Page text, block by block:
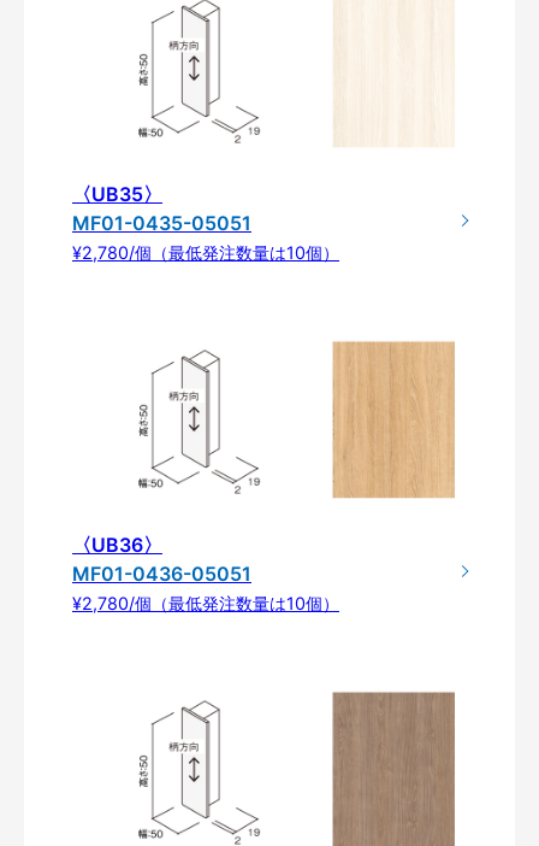
〈UB35〉
MF01-0435-05051
¥2,780/個（最低発注数量は10個）
〈UB36〉
MF01-0436-05051
¥2,780/個（最低発注数量は10個）